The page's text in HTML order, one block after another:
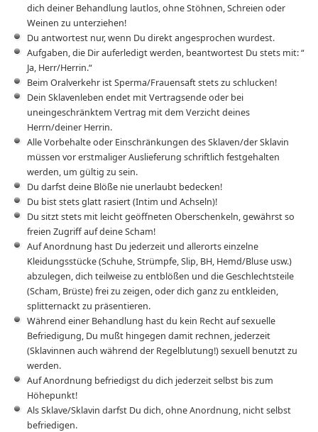
dich deiner Behandlung lautlos, ohne Stöhnen, Schreien oder
Weinen zu unterziehen!
Du antwortest nur, wenn Du direkt angesprochen wurdest.
Aufgaben, die Dir auferledigt werden, beantwortest Du stets mit: “
Ja, Herr/Herrin.“
Beim Oralverkehr ist Sperma/Frauensaft stets zu schlucken!
Dein Sklavenleben endet mit Vertragsende oder bei
uneingeschränktem Vertrag mit dem Verzicht deines
Herrn/deiner Herrin.
Alle Vorbehalte oder Einschränkungen des Sklaven/der Sklavin
müssen vor erstmaliger Auslieferung schriftlich festgehalten
werden, um gültig zu sein.
Du darfst deine Blöße nie unerlaubt bedecken!
Du bist stets glatt rasiert (Intim und Achseln)!
Du sitzt stets mit leicht geöffneten Oberschenkeln, gewährst so
freien Zugriff auf deine Scham!
Auf Anordnung hast Du jederzeit und allerorts einzelne
Kleidungsstücke (Schuhe, Strümpfe, Slip, BH, Hemd/Bluse usw.)
abzulegen, dich teilweise zu entblößen und die Geschlechtsteile
(Scham, Brüste) frei zu zeigen, oder dich ganz zu entkleiden,
splitternackt zu präsentieren.
Während einer Behandlung hast du kein Recht auf sexuelle
Befriedigung, Du mußt hingegen damit rechnen, jederzeit
(Sklavinnen auch während der Regelblutung!) sexuell benutzt zu
werden.
Auf Anordnung befriedigst du dich jederzeit selbst bis zum
Höhepunkt!
Als Sklave/Sklavin darfst Du dich, ohne Anordnung, nicht selbst
befriedigen.